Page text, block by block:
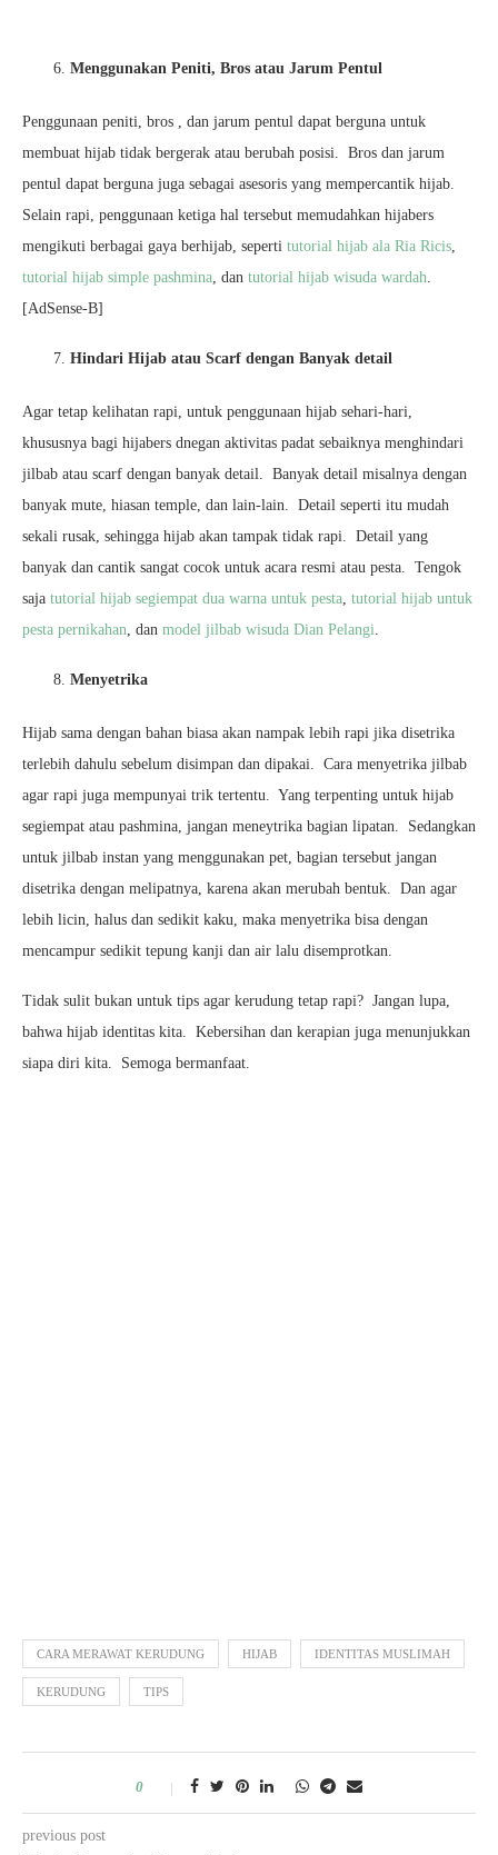
Menggunakan Peniti, Bros atau Jarum Pentul
Penggunaan peniti, bros , dan jarum pentul dapat berguna untuk
membuat hijab tidak bergerak atau berubah posisi. Bros dan jarum
pentul dapat berguna juga sebagai asesoris yang mempercantik hijab.
Selain rapi, penggunaan ketiga hal tersebut memudahkan hijabers
mengikuti berbagai gaya berhijab, seperti tutorial hijab ala Ria Ricis,
tutorial hijab simple pashmina, dan tutorial hijab wisuda wardah.
[AdSense-B]
Hindari Hijab atau Scarf dengan Banyak detail
Agar tetap kelihatan rapi, untuk penggunaan hijab sehari-hari,
khususnya bagi hijabers dnegan aktivitas padat sebaiknya menghindari
jilbab atau scarf dengan banyak detail. Banyak detail misalnya dengan
banyak mute, hiasan temple, dan lain-lain. Detail seperti itu mudah
sekali rusak, sehingga hijab akan tampak tidak rapi. Detail yang
banyak dan cantik sangat cocok untuk acara resmi atau pesta. Tengok
saja tutorial hijab segiempat dua warna untuk pesta, tutorial hijab untuk
pesta pernikahan, dan model jilbab wisuda Dian Pelangi.
Menyetrika
Hijab sama dengan bahan biasa akan nampak lebih rapi jika disetrika
terlebih dahulu sebelum disimpan dan dipakai. Cara menyetrika jilbab
agar rapi juga mempunyai trik tertentu. Yang terpenting untuk hijab
segiempat atau pashmina, jangan meneytrika bagian lipatan. Sedangkan
untuk jilbab instan yang menggunakan pet, bagian tersebut jangan
disetrika dengan melipatnya, karena akan merubah bentuk. Dan agar
lebih licin, halus dan sedikit kaku, maka menyetrika bisa dengan
mencampur sedikit tepung kanji dan air lalu disemprotkan.
Tidak sulit bukan untuk tips agar kerudung tetap rapi? Jangan lupa,
bahwa hijab identitas kita. Kebersihan dan kerapian juga menunjukkan
siapa diri kita. Semoga bermanfaat.
CARA MERAWAT KERUDUNG HIJAB IDENTITAS MUSLIMAH
KERUDUNG TIPS
0
previous post